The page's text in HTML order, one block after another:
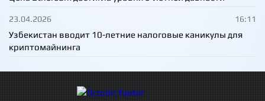
23.04.2026 16:11
Узбекистан вводит 10-летние налоговые каникулы для
криптомайнинга